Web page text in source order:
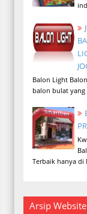
Balon Light
balon bulat
Terbaik hanya di
Arsip Website